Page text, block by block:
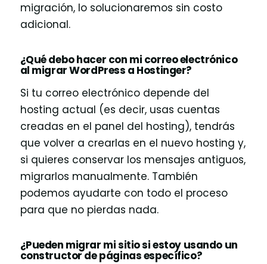
migración, lo solucionaremos sin costo
adicional.
¿Qué debo hacer con mi correo electrónico
al migrar WordPress a Hostinger?
Si tu correo electrónico depende del
hosting actual (es decir, usas cuentas
creadas en el panel del hosting), tendrás
que volver a crearlas en el nuevo hosting y,
si quieres conservar los mensajes antiguos,
migrarlos manualmente. También
podemos ayudarte con todo el proceso
para que no pierdas nada.
¿Pueden migrar mi sitio si estoy usando un
constructor de páginas específico?